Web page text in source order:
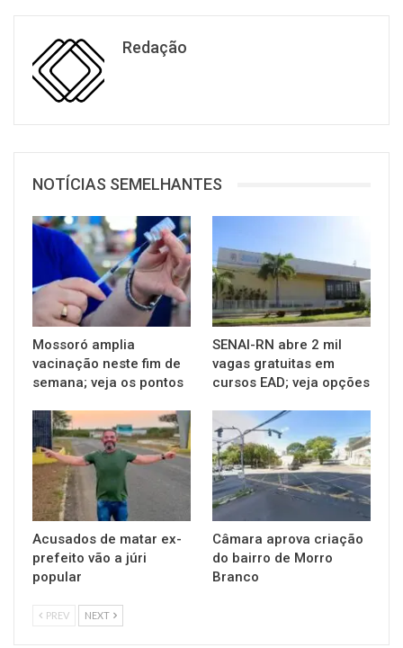
Redação
NOTÍCIAS SEMELHANTES
Mossoró amplia
vacinação neste fim de
semana; veja os pontos
SENAI-RN abre 2 mil
vagas gratuitas em
cursos EAD; veja opções
Acusados de matar ex-
prefeito vão a júri
popular
Câmara aprova criação
do bairro de Morro
Branco
PREV NEXT